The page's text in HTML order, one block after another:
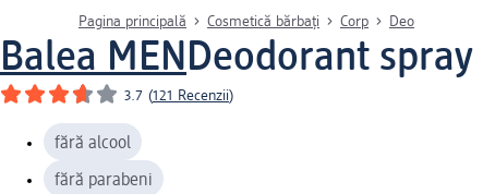
Pagina principală Cosmetică bărbați Corp Deo
Balea MENDeodorant
3.7 (121 Recenzii)
fără alcool
fără parabeni